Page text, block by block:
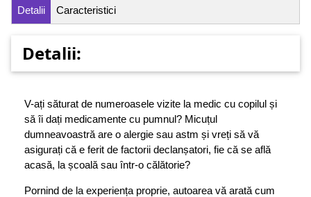
Detalii Caracteristici
Detalii:
V-ați săturat de numeroasele vizite la medic cu copilul și
să îi dați medicamente cu pumnul? Micuțul
dumneavoastră are o alergie sau astm și vreți să vă
asigurați că e ferit de factorii declanșatori, fie că se află
acasă, la școală sau într-o călătorie?
Pornind de la experiența proprie, autoarea vă arată cum